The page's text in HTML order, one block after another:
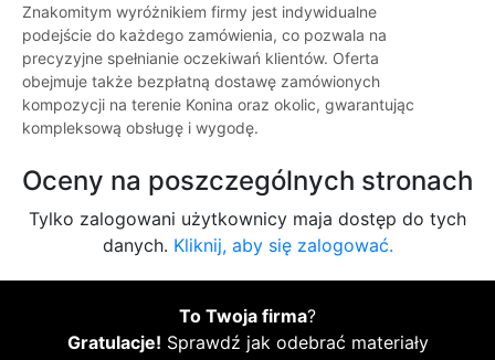
Znakomitym wyróżnikiem firmy jest indywidualne
podejście do każdego zamówienia, co pozwala na
precyzyjne spełnianie oczekiwań klientów. Oferta
obejmuje także bezpłatną dostawę zamówionych
kompozycji na terenie Konina oraz okolic, gwarantując
kompleksową obsługę i wygodę.
Oceny na poszczególnych stronach
Tylko zalogowani użytkownicy maja dostęp do tych
danych. Kliknij, aby się zalogować.
To Twoja firma?
Gratulacje! Sprawdź jak odebrać materiały